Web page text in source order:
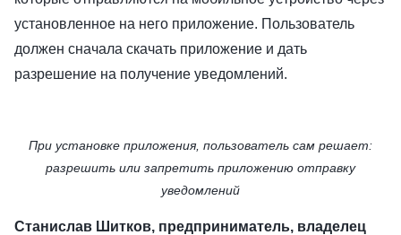
установленное на него приложение. Пользователь
должен сначала скачать приложение и дать
разрешение на получение уведомлений.
При установке приложения, пользователь сам решает:
разрешить или запретить приложению отправку
уведомлений
Станислав Шитков, предприниматель, владелец